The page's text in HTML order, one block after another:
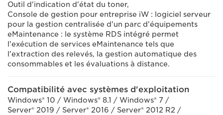
Outil d'indication d'état du toner,
Console de gestion pour entreprise iW : logiciel serveur
pour la gestion centralisée d'un parc d'équipements
eMaintenance : le système RDS intégré permet
l'exécution de services eMaintenance tels que
l'extraction des relevés, la gestion automatique des
consommables et les évaluations à distance.
Compatibilité avec systèmes d'exploitation
Windows® 10 / Windows® 8.1 / Windows® 7 /
Server® 2019 / Server® 2016 / Server® 2012 R2 /